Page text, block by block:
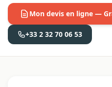
Mon devis en ligne —
+33 2 32 70 06 53